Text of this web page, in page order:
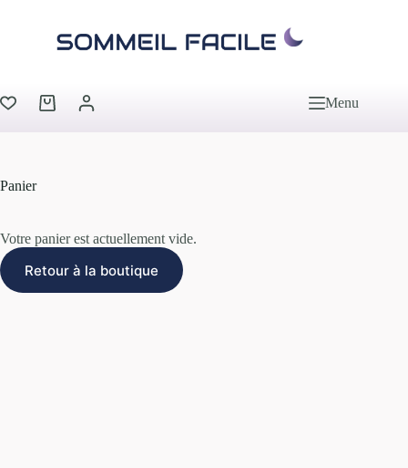
Panier
Menu
Panier
Votre panier est actuellement vide.
Retour à la boutique